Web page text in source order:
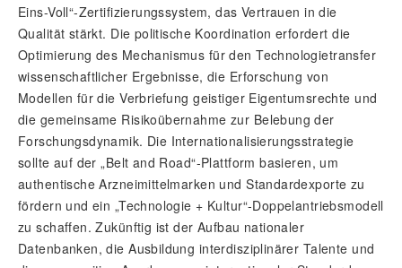
Eins-Voll“-Zertifizierungs­system, das Vertrauen in die
Qualität stärkt. Die politische Koordination erfordert die
Optimierung des Mechanismus für den Technologietransfer
wissenschaftlicher Ergebnisse, die Erforschung von
Modellen für die Verbriefung geistiger Eigentumsrechte und
die gemeinsame Risikoübernahme zur Belebung der
Forschungsdynamik. Die Internationalisierungsstrategie
sollte auf der „Belt and Road“-Plattform basieren, um
authentische Arzneimittelmarken und Standardexporte zu
fördern und ein „Technologie + Kultur“-Doppelantriebsmodell
zu schaffen. Zukünftig ist der Aufbau nationaler
Datenbanken, die Ausbildung interdisziplinärer Talente und